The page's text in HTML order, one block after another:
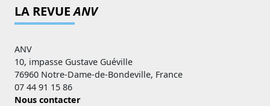
LA REVUEANV
ANV
10, impasse Gustave Guéville
76960 Notre-Dame-de-Bondeville, France
07 44 91 15 86
Nous contacter